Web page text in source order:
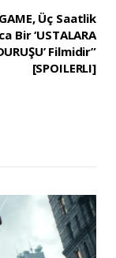
Üç Saatlik
Bir ‘USTALARA
Filmidir”
[SPOILERLI]